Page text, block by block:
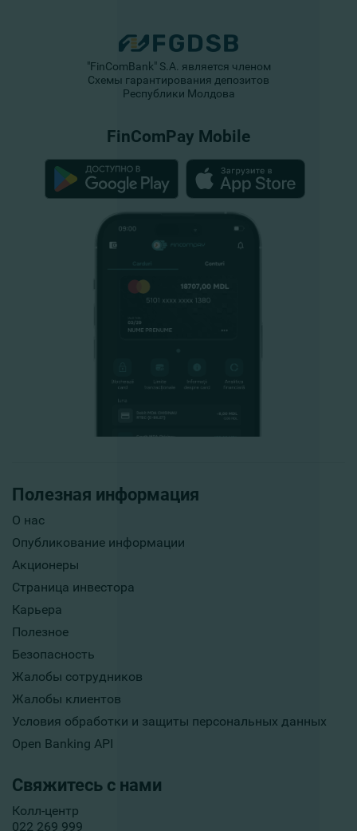
Полезная информация
О нас
Опубликование информации
Акционеры
Страница инвестора
Карьера
Полезное
Безопасность
Жалобы сотрудников
Жалобы клиентов
Условия обработки и защиты персональных данных
Open Banking API
Свяжитесь с нами
Колл-центр
022 269 999
"FinComBank" S.A. является членом
Схемы гарантирования депозитов
Республики Молдова
FinComPay Mobile